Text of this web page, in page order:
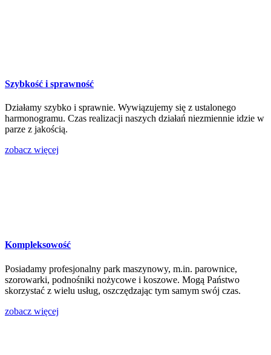
Szybkość i sprawność
Działamy szybko i sprawnie. Wywiązujemy się z ustalonego
harmonogramu. Czas realizacji naszych działań niezmiennie idzie w
parze z jakością.
zobacz więcej
Kompleksowość
Posiadamy profesjonalny park maszynowy, m.in. parownice,
szorowarki, podnośniki nożycowe i koszowe. Mogą Państwo
skorzystać z wielu usług, oszczędzając tym samym swój czas.
zobacz więcej